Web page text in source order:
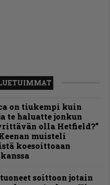
on tiukempi kuin
te haluatte jonkun
olla Hetfield?”
muisteli
koesoittoaan
soittoon jotain